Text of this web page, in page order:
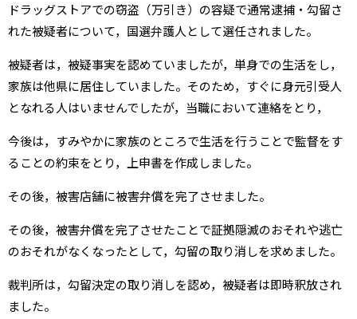
ドラッグストアでの窃盗（万引き）の容疑で通常逮捕・勾留さ
れた被疑者について，国選弁護人として選任されました。
被疑者は，被疑事実を認めていましたが，単身での生活をし，
家族は他県に居住していました。そのため，すぐに身元引受人
となれる人はいませんでしたが，当職において連絡をとり，
今後は，すみやかに家族のところで生活を行うことで監督をす
ることの約束をとり，上申書を作成しました。
その後，被害店舗に被害弁償を完了させました。
その後，被害弁償を完了させたことで証拠隠滅のおそれや逃亡
のおそれがなくなったとして，勾留の取り消しを求めました。
裁判所は，勾留決定の取り消しを認め，被疑者は即時釈放され
ました。